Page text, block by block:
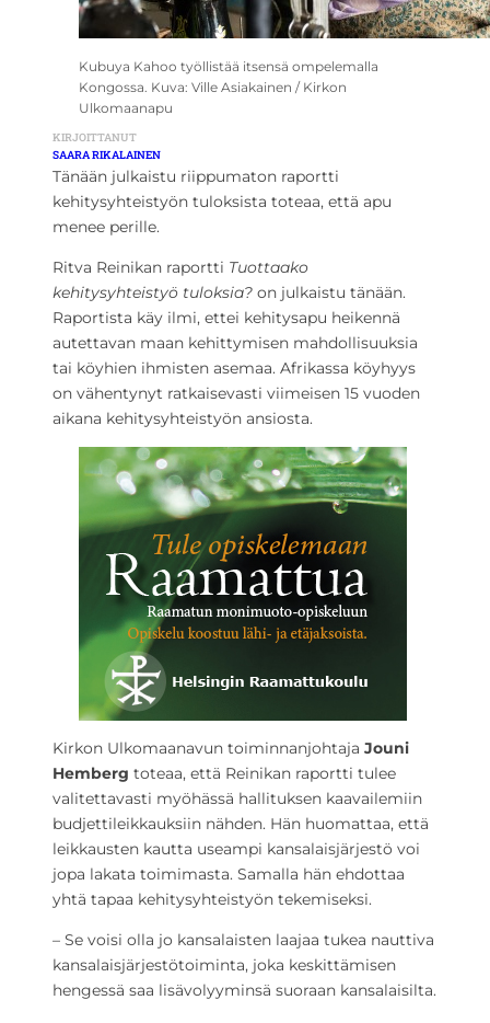
Kubuya Kahoo työllistää itsensä ompelemalla
Kongossa. Kuva: Ville Asiakainen / Kirkon
Ulkomaanapu
KIRJOITTANUT
SAARA RIKALAINEN
Tänään julkaistu riippumaton raportti
kehitysyhteistyön tuloksista toteaa, että apu
menee perille.
Ritva Reinikan raportti Tuottaako
kehitysyhteistyö tuloksia? on julkaistu tänään.
Raportista käy ilmi, ettei kehitysapu heikennä
autettavan maan kehittymisen mahdollisuuksia
tai köyhien ihmisten asemaa. Afrikassa köyhyys
on vähentynyt ratkaisevasti viimeisen 15 vuoden
aikana kehitysyhteistyön ansiosta.
Kirkon Ulkomaanavun toiminnanjohtaja Jouni
Hemberg toteaa, että Reinikan raportti tulee
valitettavasti myöhässä hallituksen kaavailemiin
budjettileikkauksiin nähden. Hän huomattaa, että
leikkausten kautta useampi kansalaisjärjestö voi
jopa lakata toimimasta. Samalla hän ehdottaa
yhtä tapaa kehitysyhteistyön tekemiseksi.
– Se voisi olla jo kansalaisten laajaa tukea nauttiva
kansalaisjärjestötoiminta, joka keskittämisen
hengessä saa lisävolyyminsä suoraan kansalaisilta.